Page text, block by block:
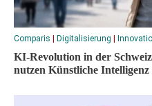
Comparis Digitalisierung
KI-Revolution in der
nutzen Künstliche